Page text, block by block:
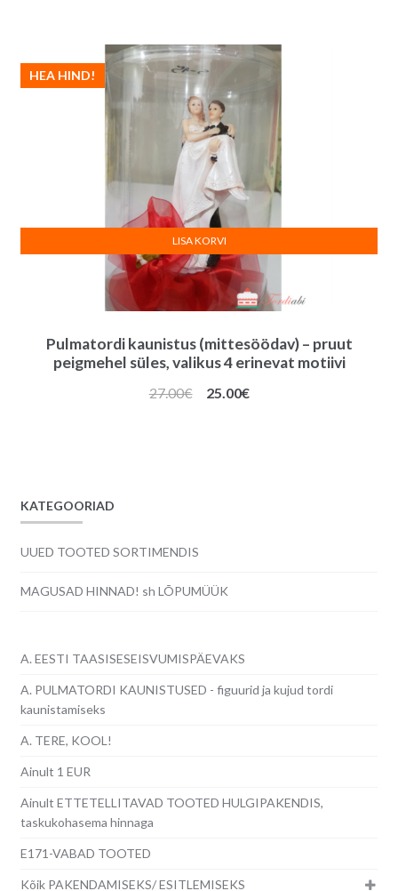
Pulmatordi kaunistus (mittesöödav) – pruut
peigmehel süles, valikus 4 erinevat motiivi
HEA HIND!
27.00€
Algne
25.00€Praegune
LISA KORVI
KATEGOORIAD
UUED TOOTED SORTIMENDIS
MAGUSAD HINNAD! sh LÕPUMÜÜK
A. EESTI TAASISESEISVUMISPÄEVAKS
A. PULMATORDI KAUNISTUSED - figuurid ja kujud tordi
kaunistamiseks
A. TERE, KOOL!
Ainult 1 EUR
Ainult ETTETELLITAVAD TOOTED HULGIPAKENDIS,
taskukohasema hinnaga
E171-VABAD TOOTED
Kõik PAKENDAMISEKS/ ESITLEMISEKS